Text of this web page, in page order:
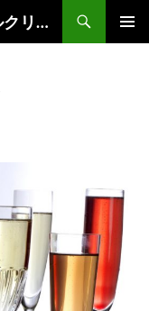
【精神科/心療内科】ららメンタルクリニック